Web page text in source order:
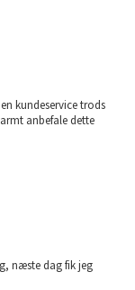
kundeservice trods
anbefale dette
næste dag fik jeg